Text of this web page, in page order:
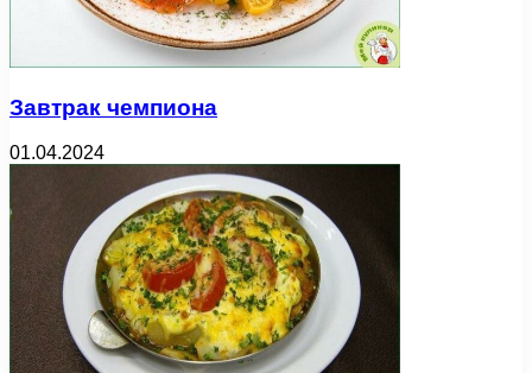
Завтрак чемпиона
01.04.2024